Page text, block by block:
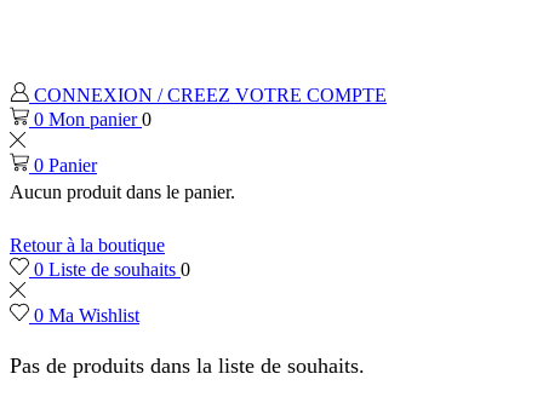
CONNEXION / CREEZ VOTRE COMPTE
0 Mon panier0
0
0 Liste de souhaits 0
0 Ma Wishlist
Pas de produits dans la liste de souhaits.